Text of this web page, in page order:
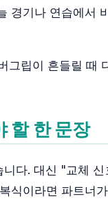
경기나 연습에서
립이 흔들릴 때
할 한 문장
다. 대신 "교체
식이라면 파트너